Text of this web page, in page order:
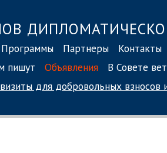
Программы Партнеры Контакты
пишут Объявления
В Совете
для добровольных взносов